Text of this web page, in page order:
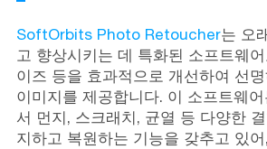
SoftOrbits Photo Retoucher는 오
고 향상시키는 데 특화된 소프트웨
이즈 등을 효과적으로 개선하여 선
이미지를 제공합니다. 이 소프트웨
서 먼지, 스크래치, 균열 등 다양한
지하고 복원하는 기능을 갖추고 있